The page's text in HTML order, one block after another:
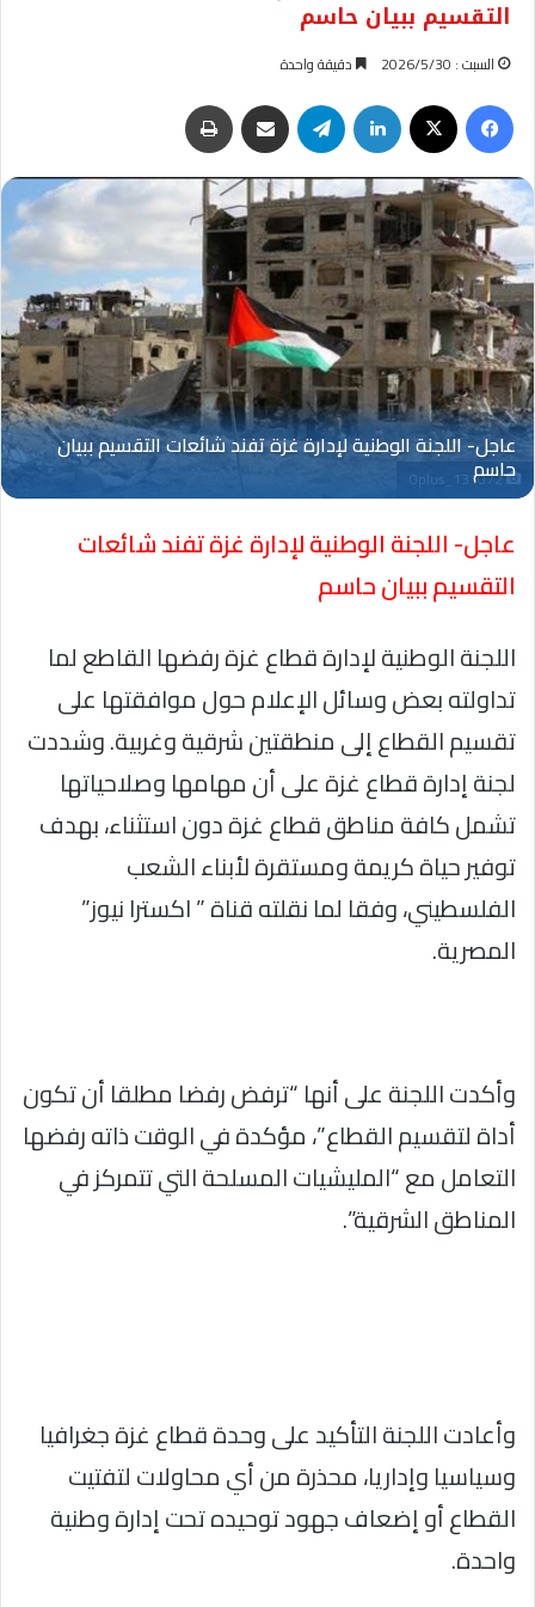
التقسيم ببيان حاسم
السبت : 2026/5/30 دقيقة واحدة
فيسبوك لينكدإن تيلقرام مشاركة عبر البريد
Oplus_131072
عاجل- اللجنة الوطنية لإدارة غزة تفند شائعات
التقسيم ببيان حاسم
اللجنة الوطنية لإدارة قطاع غزة رفضها القاطع لما
تداولته بعض وسائل الإعلام حول موافقتها على
تقسيم القطاع إلى منطقتين شرقية وغربية. وشددت
لجنة إدارة قطاع غزة على أن مهامها وصلاحياتها
تشمل كافة مناطق قطاع غزة دون استثناء، بهدف
توفير حياة كريمة ومستقرة لأبناء الشعب
الفلسطيني، وفقا لما نقلته قناة ” اكسترا نيوز”
المصرية.
وأكدت اللجنة على أنها “ترفض رفضا مطلقا أن تكون
أداة لتقسيم القطاع”، مؤكدة في الوقت ذاته رفضها
التعامل مع “المليشيات المسلحة التي تتمركز في
المناطق الشرقية”.
وأعادت اللجنة التأكيد على وحدة قطاع غزة جغرافيا
وسياسيا وإداريا، محذرة من أي محاولات لتفتيت
القطاع أو إضعاف جهود توحيده تحت إدارة وطنية
واحدة.